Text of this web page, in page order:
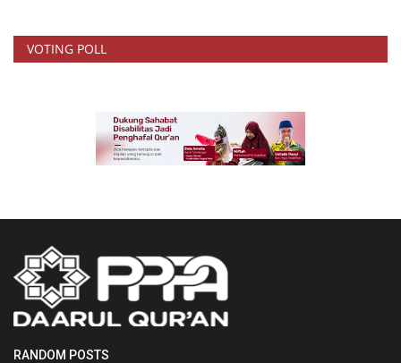
VOTING POLL
RANDOM POSTS